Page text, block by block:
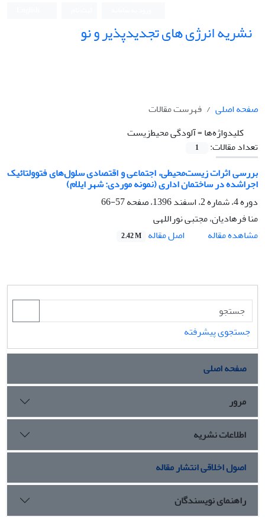
نشریه انرژی های تجدیدپذیر و نو
صفحه اصلی
فهرست مقالات
کلیدواژه‌ها =آلودگی محیط‌زیست
تعداد مقالات:
1
بررسی اثرات زیست‌محیطی، اجتماعی و اقتصادی سلول‌های فتوولتائیک
اجراشده در ساختمان اداری (نمونه موردی: شهر ایلام)
دوره 4، شماره 2، اسفند 1396، صفحه
57-66
منا فرهادیان، مجتبی نوراللهی
مشاهده مقاله
اصل مقاله 2.42 M
جستجوی پیشرفته
صفحه اصلی
مرور
اطلاعات نشریه
اصول اخلاقی انتشار مقاله
راهنمای نویسندگان